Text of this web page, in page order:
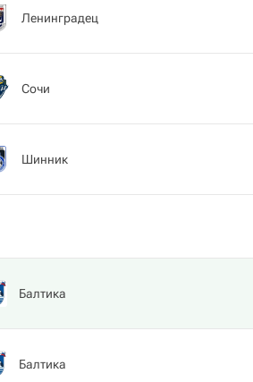
Ленинградец
Сочи
Шинник
Балтика
Балтика